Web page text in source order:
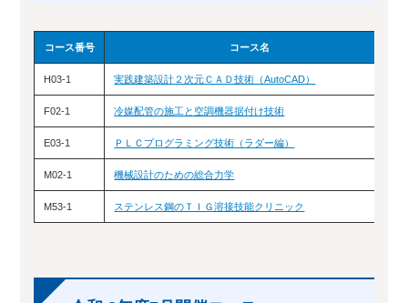
コース番号 コース名
H03-1 実践建築設計２次元ＣＡＤ技術（AutoCAD）
F02-1 冷媒配管の施工と空調機器据付け技術
E03-1 ＰＬＣプログラミング技術（ラダー編）
M02-1 機械設計のための総合力学
M53-1 ステンレス鋼のＴＩＧ溶接技能クリニック